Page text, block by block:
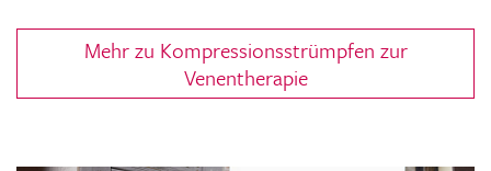
Mehr zu Kompressionsstrümpfen zur
Venentherapie